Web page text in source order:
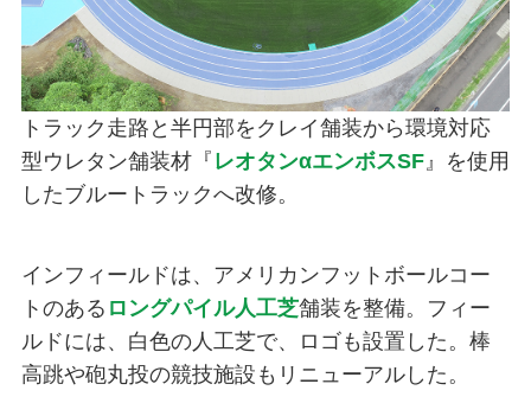
トラック走路と半円部をクレイ舗装から環境対応
型ウレタン舗装材『 レオタンαエンボスSF』を使用
したブルートラックへ改修。
インフィールドは、アメリカンフットボールコー
トのある ロングパイル人工芝舗装を整備。フィー
ルドには、白色の人工芝で、ロゴも設置した。棒
高跳や砲丸投の競技施設もリニューアルした。